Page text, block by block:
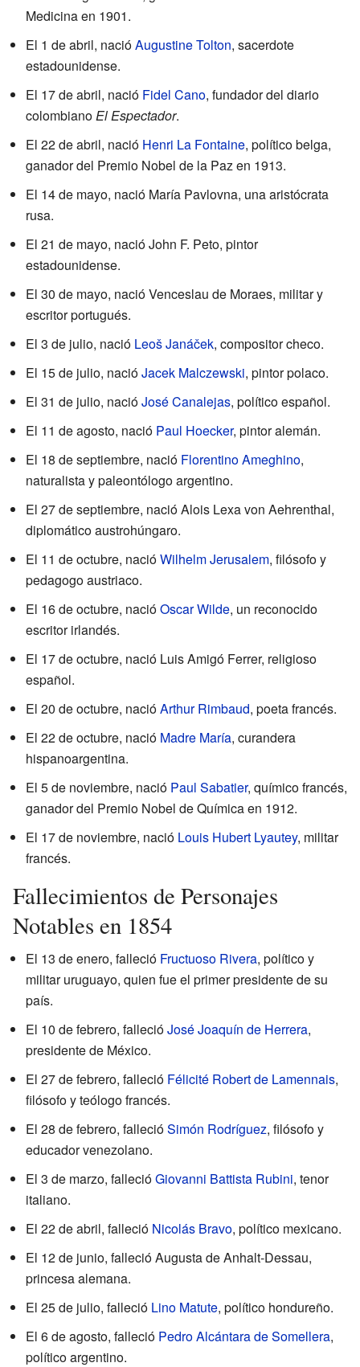
Medicina en 1901.
El 1 de abril, nacióAugustine Tolton, sacerdote
estadounidense.
El 17 de abril, nació Fidel Cano, fundador del diario
colombianoEl Espectador.
El 22 de abril, nació Henri La Fontaine, político belga,
ganador del Premio Nobel de la Paz en 1913.
El 14 de mayo, nació María Pavlovna, una aristócrata
rusa.
El 21 de mayo, nació John F. Peto, pintor
estadounidense.
El 30 de mayo, nació Venceslau de Moraes, militar y
escritor portugués.
El 3 de julio, nació Leoš Janáček, compositor checo.
El 15 de julio, nacióJacek Malczewski, pintor polaco.
El 31 de julio, nacióJosé Canalejas, político español.
El 11 de agosto, nació Paul Hoecker, pintor alemán.
El 18 de septiembre, nació Florentino Ameghino,
naturalista y paleontólogo argentino.
El 27 de septiembre, nació Alois Lexa von Aehrenthal,
diplomático austrohúngaro.
El 11 de octubre, nacióWilhelm Jerusalem, filósofo y
pedagogo austriaco.
El 16 de octubre, nacióOscar Wilde, un reconocido
escritor irlandés.
El 17 de octubre, nació Luis Amigó Ferrer, religioso
español.
El 20 de octubre, nacióArthur Rimbaud, poeta francés.
El 22 de octubre, nació Madre María, curandera
hispanoargentina.
El 5 de noviembre, nació Paul Sabatier, químico francés,
ganador del Premio Nobel de Química en 1912.
El 17 de noviembre, nació Louis Hubert Lyautey, militar
francés.
Fallecimientos de Personajes
Notables en 1854
El 13 de enero, falleció Fructuoso Rivera, político y
militar uruguayo, quien fue el primer presidente de su
país.
El 10 de febrero, fallecióJosé Joaquín de Herrera,
presidente de México.
El 27 de febrero, falleció Félicité Robert de Lamennais,
filósofo y teólogo francés.
El 28 de febrero, fallecióSimón Rodríguez, filósofo y
educador venezolano.
El 3 de marzo, fallecióGiovanni Battista Rubini, tenor
italiano.
El 22 de abril, falleció Nicolás Bravo, político mexicano.
El 12 de junio, falleció Augusta de Anhalt-Dessau,
princesa alemana.
El 25 de julio, falleció Lino Matute, político hondureño.
El 6 de agosto, falleció Pedro Alcántara de Somellera,
político argentino.